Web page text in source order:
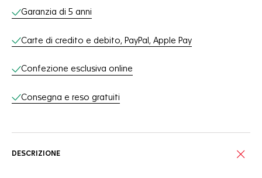
Servizi online
Garanzia di 5 anni
Carte di credito e debito, PayPal, Apple Pay
Confezione esclusiva online
Consegna e reso gratuiti
DESCRIZIONE